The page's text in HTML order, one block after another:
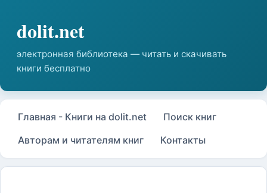
Главная - Книги на dolit.net
Поиск книг
Авторам и читателям книг
Контакты